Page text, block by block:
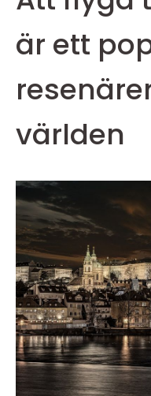
är ett
världen